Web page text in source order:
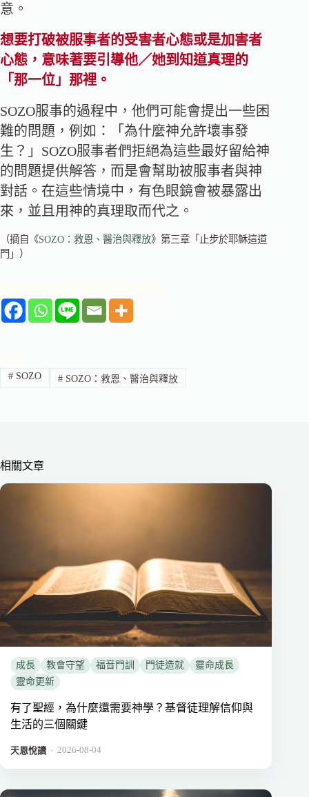
意。
想要打破被服事者的受害者心態或是加害者
心態，意味著要引導他／她到知道真理的
「那一位」那裡。
SOZO服事的過程中，他們可能會提出一些困
難的問題，例如：「為什麼神允許壞事發
生？」SOZO服事者們拒絕為這些最好留給神
的問題提供解答，而是會幫助被服事者與神
對話。在這些情境中，有色眼鏡會被暴露出
來，並且用神的真理取而代之。
（摘自《SOZO：救恩、醫治與釋放》第三章「止步於耶穌這道
門」）
#SOZO #SOZO：救恩、醫治與釋放
相關文章
成長 教會守望 福音門訓 門徒造就
靈命成長
靈命更新
有了聖經，為什麼還需要神學？基督徒理解信仰與
生活的三個關鍵
天恩悅讀 ． 2026-08-04